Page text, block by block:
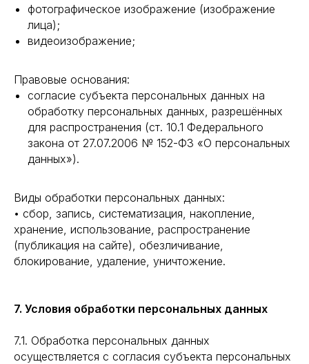
фотографическое изображение (изображение
лица);
видеоизображение;
Правовые основания:
согласие субъекта персональных данных на
обработку персональных данных, разрешённых
для распространения (ст. 10.1 Федерального
закона от 27.07.2006 № 152-ФЗ «О персональных
данных»).
Виды обработки персональных данных:
• сбор, запись, систематизация, накопление,
хранение, использование, распространение
(публикация на сайте), обезличивание,
блокирование, удаление, уничтожение.
7. Условия обработки персональных данных
7.1. Обработка персональных данных
осуществляется с согласия субъекта персональных